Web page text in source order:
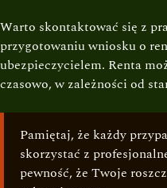
Warto skontaktować się z
przygotowaniu wniosku o
ubezpieczycielem. Renta
czasowo, w zależności od
Pamiętaj, że każdy
skorzystać z
pewność, że Twoje